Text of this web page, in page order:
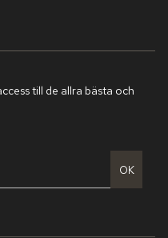
till de allra bästa och
OK